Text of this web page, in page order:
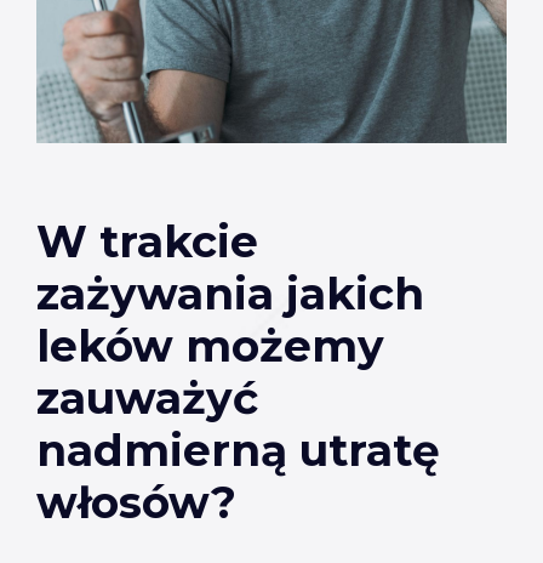
W trakcie
zażywania jakich
leków możemy
zauważyć
nadmierną utratę
włosów?